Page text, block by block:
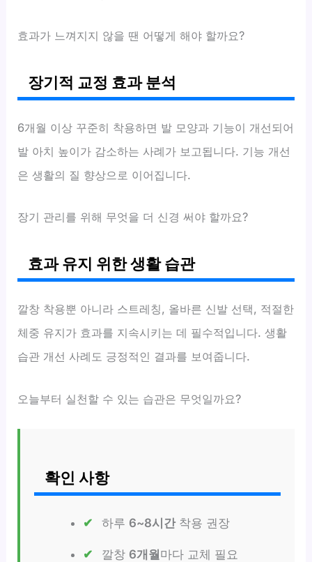
효과가 느껴지지 않을 땐 어떻게 해야 할까요?
장기적 교정 효과 분석
6개월 이상 꾸준히 착용하면 발 모양과 기능이 개선되어
발 아치 높이가 감소하는 사례가 보고됩니다. 기능 개선
은 생활의 질 향상으로 이어집니다.
장기 관리를 위해 무엇을 더 신경 써야 할까요?
효과 유지 위한 생활 습관
깔창 착용뿐 아니라 스트레칭, 올바른 신발 선택, 적절한
체중 유지가 효과를 지속시키는 데 필수적입니다. 생활
습관 개선 사례도 긍정적인 결과를 보여줍니다.
오늘부터 실천할 수 있는 습관은 무엇일까요?
확인 사항
하루 6~8시간착용 권장
깔창 6개월마다 교체 필요